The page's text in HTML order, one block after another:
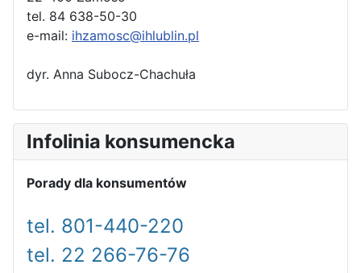
tel. 84 638-50-30
e-mail: ihzamosc@ihlublin.pl
dyr. Anna Subocz-Chachuła
Infolinia konsumencka
Porady dla konsumentów
tel. 801-440-220
tel. 22 266-76-76